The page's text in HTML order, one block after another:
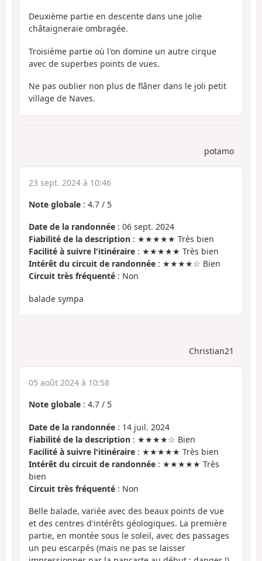
Deuxième partie en descente dans une jolie
châtaigneraie ombragée.
Troisième partie où l'on domine un autre cirque
avec de superbes points de vues.
Ne pas oublier non plus de flâner dans le joli petit
village de Naves.
potamo
23 sept. 2024 à 10:46
Note globale : 4.7 / 5
Date de la randonnée : 06 sept. 2024
Fiabilité de la description : ★★★★★ Très bien
Facilité à suivre l'itinéraire : ★★★★★ Très bien
Intérêt du circuit de randonnée : ★★★★☆ Bien
Circuit très fréquenté : Non
balade sympa
Christian21
05 août 2024 à 10:58
Note globale : 4.7 / 5
Date de la randonnée : 14 juil. 2024
Fiabilité de la description : ★★★★☆ Bien
Facilité à suivre l'itinéraire : ★★★★★ Très bien
Intérêt du circuit de randonnée : ★★★★★ Très
bien
Circuit très fréquenté : Non
Belle balade, variée avec des beaux points de vue
et des centres d'intérêts géologiques. La première
partie, en montée sous le soleil, avec des passages
un peu escarpés (mais ne pas se laisser